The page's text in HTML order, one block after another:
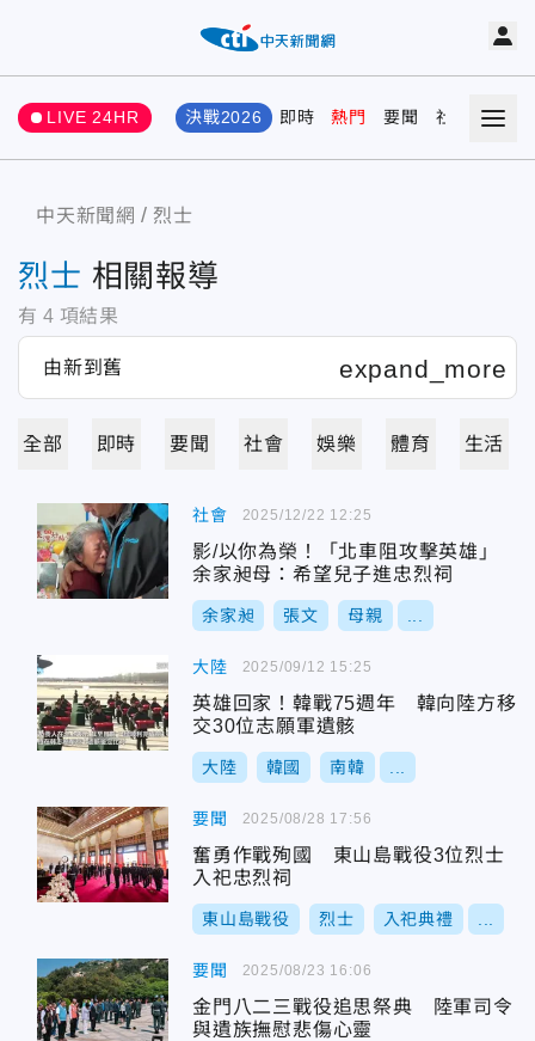
LIVE 24HR 決戰2026 即時 熱門 要聞 社會 娛樂
中天新聞網 烈士
烈士 相關報導
有 4 項結果
全部 即時 要聞 社會 娛樂 體育 生活
社會
影/以你為榮！「北車阻攻擊英雄」
余家昶母：希望兒子進忠烈祠
余家昶 張文 母親
2025/12/22 12:25
大陸
英雄回家！韓戰75週年 韓向陸方移
交30位志願軍遺骸
大陸 韓國 南韓
2025/09/12 15:25
要聞
奮勇作戰殉國 東山島戰役3位烈士
入祀忠烈祠
東山島戰役 烈士 入祀典禮
2025/08/28 17:56
要聞
金門八二三戰役追思祭典 陸軍司令
與遺族撫慰悲傷心靈
2025/08/23 16:06